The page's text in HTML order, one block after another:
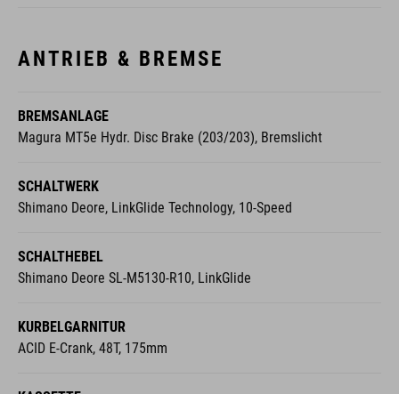
ANTRIEB & BREMSE
BREMSANLAGE
Magura MT5e Hydr. Disc Brake (203/203), Bremslicht
SCHALTWERK
Shimano Deore, LinkGlide Technology, 10-Speed
SCHALTHEBEL
Shimano Deore SL-M5130-R10, LinkGlide
KURBELGARNITUR
ACID E-Crank, 48T, 175mm